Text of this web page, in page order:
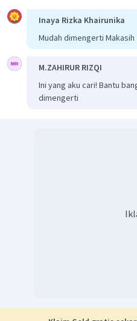
Jadi, notasi sigma dari
adalah
Oleh karena itu, jawaban
Inaya Rizka Khairunika
Mudah dimengerti
M.ZAHIRUR RIZQI
Ini yang aku cari! Bantu
dimengerti